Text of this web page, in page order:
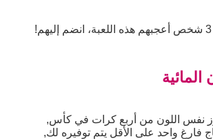
3 شخص أعجبهم هذه اللعبة، انضم إليهم!
المائية
نفس اللون من أربع كرات في كأس,
فارغ واحد على الأقل يتم توفيره لك,